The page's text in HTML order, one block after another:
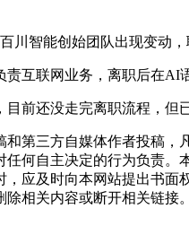
智能创始团队出现变动，
联网业务，离职后在AI
还没走完离职流程，但
三方自媒体作者投稿，
何自主决定的行为负责
应及时向本网站提出书
相关内容或断开相关链接。